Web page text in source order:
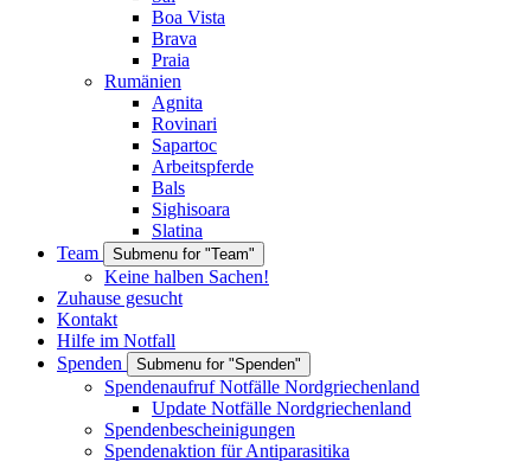
Boa Vista
Brava
Praia
Rumänien
Agnita
Rovinari
Sapartoc
Arbeitspferde
Bals
Sighisoara
Slatina
Team
Submenu for "Team"
Keine halben Sachen!
Zuhause gesucht
Kontakt
Hilfe im Notfall
Spenden
Submenu for "Spenden"
Spendenaufruf Notfälle Nordgriechenland
Update Notfälle Nordgriechenland
Spendenbescheinigungen
Spendenaktion für Antiparasitika